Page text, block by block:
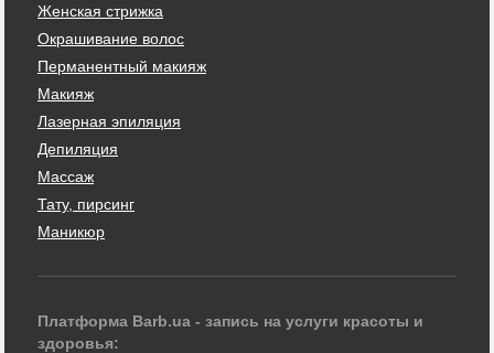
Женская стрижка
Окрашивание волос
Перманентный макияж
Макияж
Лазерная эпиляция
Депиляция
Массаж
Тату, пирсинг
Маникюр
Платформа Barb.ua - запись на услуги красоты и
здоровья: